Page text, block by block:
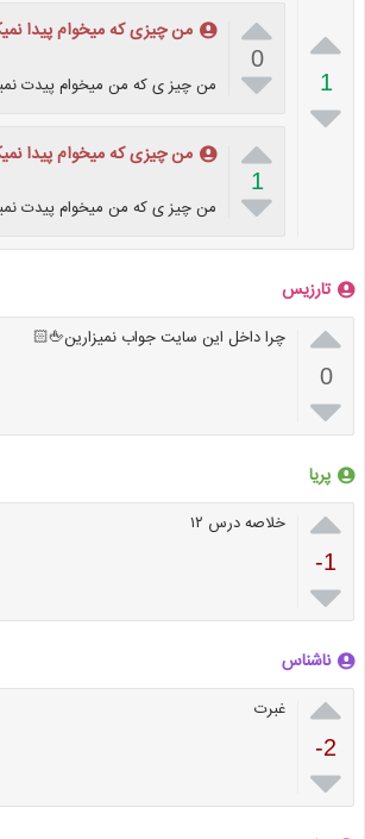

1


0

من چیزی که میخوام پیدا
من چیز ی که من میخوام پیدت

1

من چیزی که میخوام پیدا
من چیز ی که من میخوام پیدت
تارزیس

0

چرا داخل این سایت جواب نمیزارین🖕🏻
پریا

-1

خلاصه درس ۱۲
ناشناس

-2

غبرت